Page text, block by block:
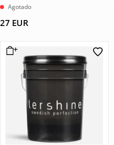
Agotado
27 EUR